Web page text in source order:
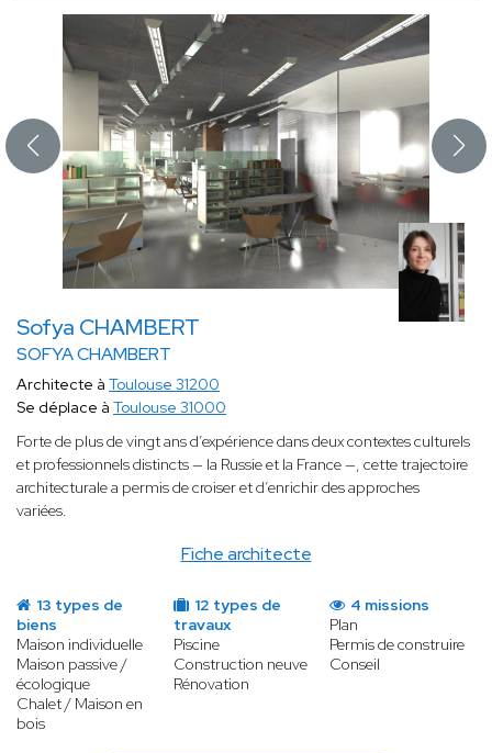
Sofya CHAMBERT
SOFYA CHAMBERT
Fiche architecte
Architecte à Toulouse 31200
Se déplace à Toulouse 31000
Forte de plus de vingt ans d’expérience dans deux contextes culturels
et professionnels distincts — la Russie et la France —, cette trajectoire
architecturale a permis de croiser et d’enrichir des approches
variées.
13 types de
biens
Maison individuelle
Maison passive /
écologique
Chalet / Maison en
bois
12 types de
travaux
Piscine
Construction neuve
Rénovation
4 missions
Plan
Permis de construire
Conseil